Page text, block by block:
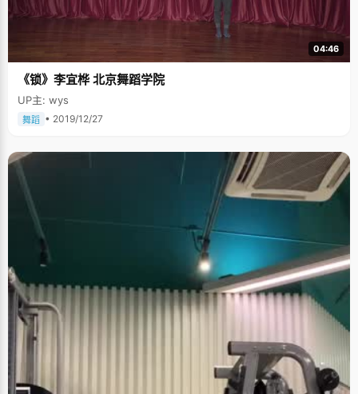
04:46
《锁》李宜桦 北京舞蹈学院
UP主: wys
舞蹈 • 2019/12/27